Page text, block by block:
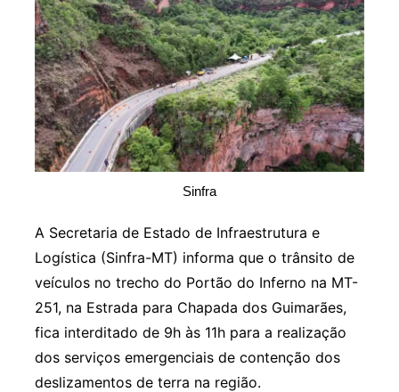
Sinfra
A Secretaria de Estado de Infraestrutura e
Logística (Sinfra-MT) informa que o trânsito de
veículos no trecho do Portão do Inferno na MT-
251, na Estrada para Chapada dos Guimarães,
fica interditado de 9h às 11h para a realização
dos serviços emergenciais de contenção dos
deslizamentos de terra na região.